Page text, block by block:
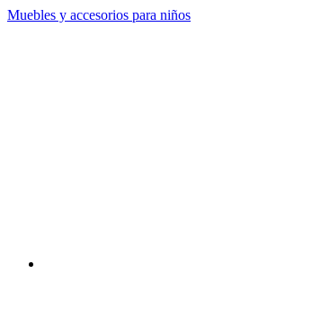
Muebles y accesorios para niños